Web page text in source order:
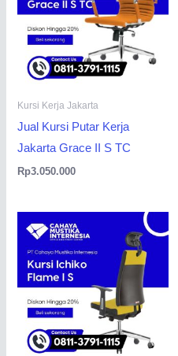
Kursi Kerja Jakarta
Jual Kursi Putar Kerja
Jakarta Grace II S TC
Rp3.050.000